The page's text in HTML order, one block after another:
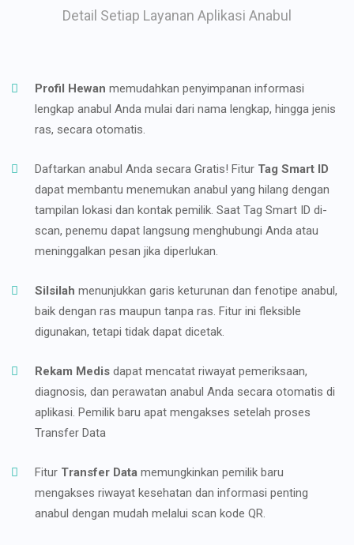
Detail Setiap Layanan Aplikasi Anabul
Profil Hewan memudahkan penyimpanan informasi
lengkap anabul Anda mulai dari nama lengkap, hingga jenis
ras, secara otomatis.
Daftarkan anabul Anda secara Gratis! Fitur Tag Smart ID
dapat membantu menemukan anabul yang hilang dengan
tampilan lokasi dan kontak pemilik. Saat Tag Smart ID di-
scan, penemu dapat langsung menghubungi Anda atau
meninggalkan pesan jika diperlukan.
Silsilah menunjukkan garis keturunan dan fenotipe anabul,
baik dengan ras maupun tanpa ras. Fitur ini fleksible
digunakan, tetapi tidak dapat dicetak.
Rekam Medis dapat mencatat riwayat pemeriksaan,
diagnosis, dan perawatan anabul Anda secara otomatis di
aplikasi. Pemilik baru apat mengakses setelah proses
Transfer Data
Fitur Transfer Data memungkinkan pemilik baru
mengakses riwayat kesehatan dan informasi penting
anabul dengan mudah melalui scan kode QR.